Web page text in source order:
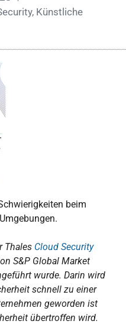
, Künstliche
beim
Thales Cloud Security
S&P Global Market
wurde. Darin wird
schnell zu einer
geworden ist
übertroffen wird.